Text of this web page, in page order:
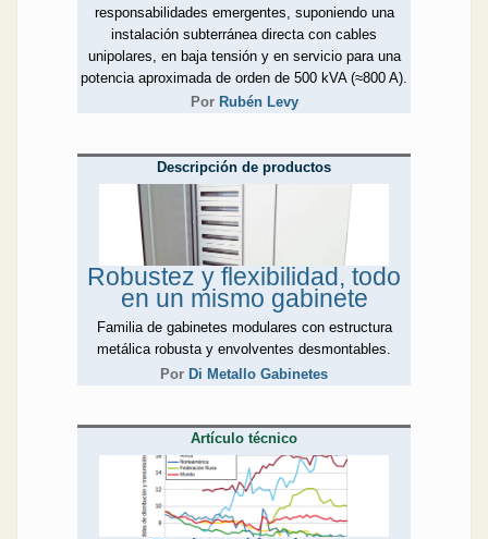
responsabilidades emergentes, suponiendo una
instalación subterránea directa con cables
unipolares, en baja tensión y en servicio para una
potencia aproximada de orden de 500 kVA (≈800 A).
Por Rubén Levy
Descripción de productos
Robustez y flexibilidad, todo
en un mismo gabinete
Familia de gabinetes modulares con estructura
metálica robusta y envolventes desmontables.
Por Di Metallo Gabinetes
Artículo técnico